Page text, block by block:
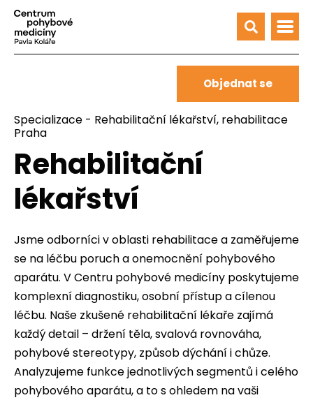
Objednat se
Specializace - Rehabilitační lékařství, rehabilitace
Praha
Rehabilitační
lékařství
Jsme odborníci v oblasti rehabilitace a zaměřujeme
se na léčbu poruch a onemocnění pohybového
aparátu. V Centru pohybové medicíny poskytujeme
komplexní diagnostiku, osobní přístup a cílenou
léčbu. Naše zkušené rehabilitační lékaře zajímá
každý detail – držení těla, svalová rovnováha,
pohybové stereotypy, způsob dýchání i chůze.
Analyzujeme funkce jednotlivých segmentů i celého
pohybového aparátu, a to s ohledem na vaši